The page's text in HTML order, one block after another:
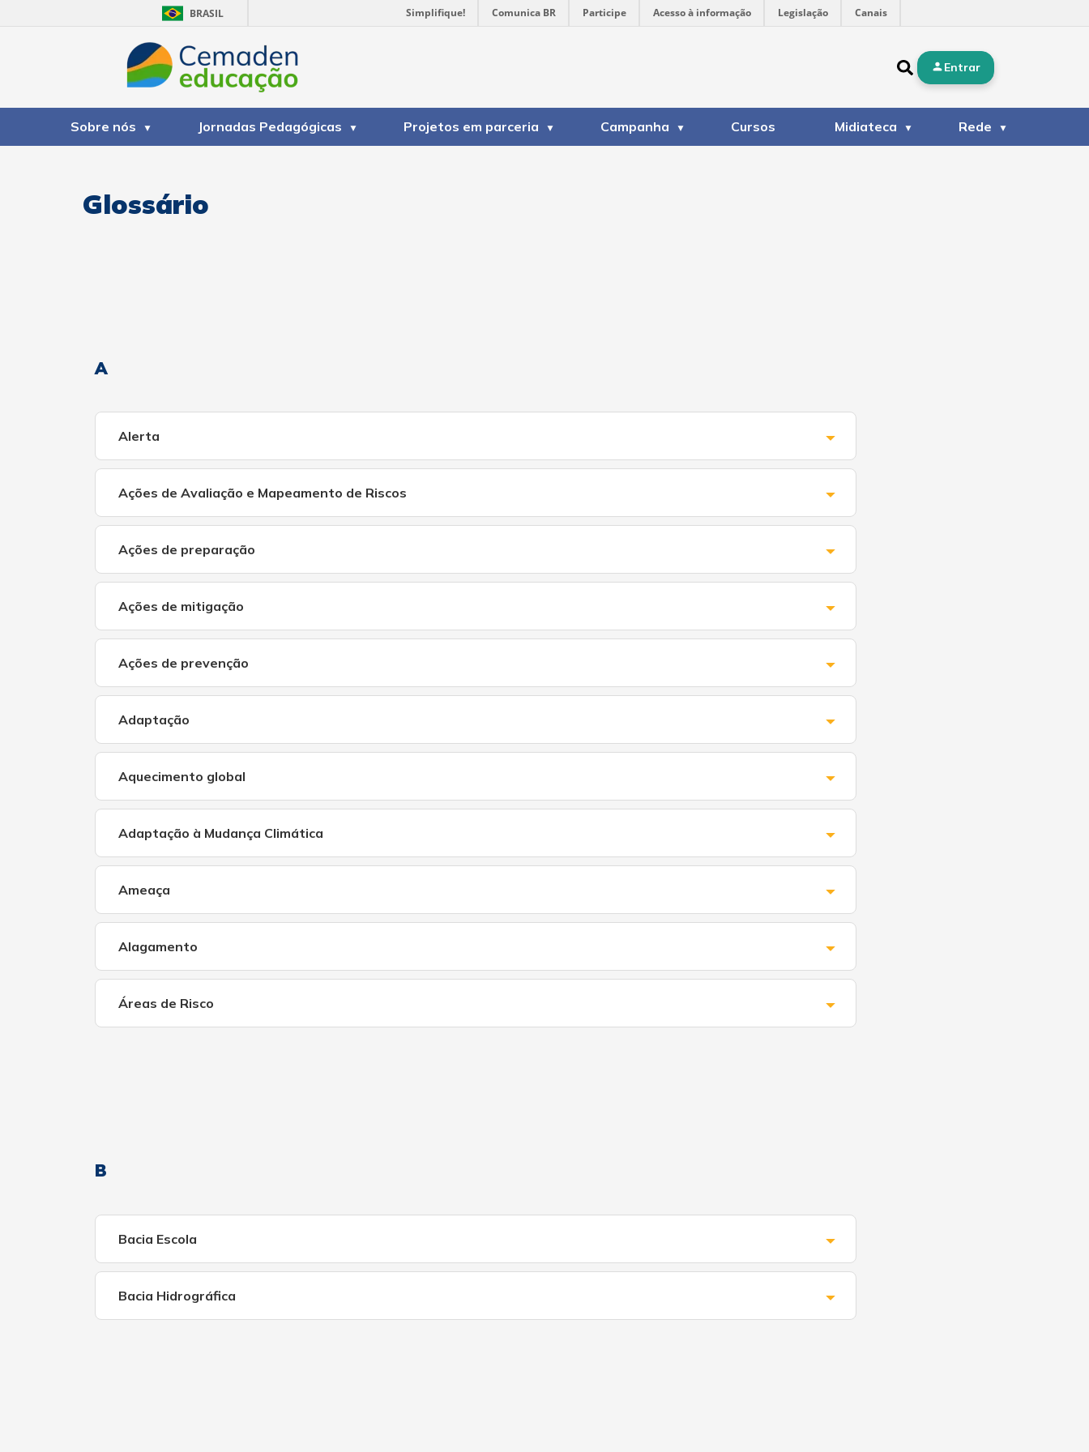
BRASIL Simplifique! Comunica BR Participe Acesso à informação Legislação Canais
Entrar
Sobre nós Jornadas Pedagógicas Projetos em parceria Campanha Cursos Midiateca Rede
Glossário
A
Alerta
Ações de Avaliação e Mapeamento de Riscos
Ações de preparação
Ações de mitigação
Ações de prevenção
Adaptação
Aquecimento global
Adaptação à Mudança Climática
Ameaça
Alagamento
Áreas de Risco
B
Bacia Escola
Bacia Hidrográfica